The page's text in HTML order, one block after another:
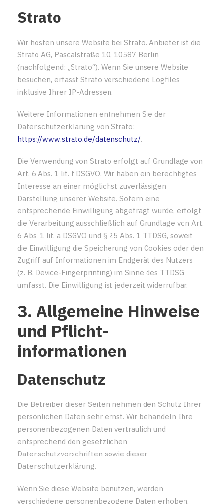
Strato
Wir hosten unsere Website bei Strato. Anbieter ist die
Strato AG, Pascalstraße 10, 10587 Berlin
(nachfolgend: „Strato“). Wenn Sie unsere Website
besuchen, erfasst Strato verschiedene Logfiles
inklusive Ihrer IP-Adressen.
Weitere Informationen entnehmen Sie der
Datenschutzerklärung von Strato:
https://www.strato.de/datenschutz/.
Die Verwendung von Strato erfolgt auf Grundlage von
Art. 6 Abs. 1 lit. f DSGVO. Wir haben ein berechtigtes
Interesse an einer möglichst zuverlässigen
Darstellung unserer Website. Sofern eine
entsprechende Einwilligung abgefragt wurde, erfolgt
die Verarbeitung ausschließlich auf Grundlage von Art.
6 Abs. 1 lit. a DSGVO und § 25 Abs. 1 TTDSG, soweit
die Einwilligung die Speicherung von Cookies oder den
Zugriff auf Informationen im Endgerät des Nutzers
(z. B. Device-Fingerprinting) im Sinne des TTDSG
umfasst. Die Einwilligung ist jederzeit widerrufbar.
3. Allgemeine Hinweise
und Pflicht­
informationen
Datenschutz
Die Betreiber dieser Seiten nehmen den Schutz Ihrer
persönlichen Daten sehr ernst. Wir behandeln Ihre
personenbezogenen Daten vertraulich und
entsprechend den gesetzlichen
Datenschutzvorschriften sowie dieser
Datenschutzerklärung.
Wenn Sie diese Website benutzen, werden
verschiedene personenbezogene Daten erhoben.